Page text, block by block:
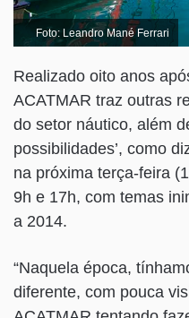
Foto: Leandro Mané Ferrari
Realizado oito anos
ACATMAR traz outras
do setor náutico, além
possibilidades’, como
na próxima terça-feira
9h e 17h, com temas
a 2014.
“Naquela época,
diferente, com pouca